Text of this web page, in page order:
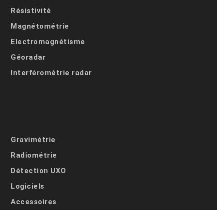
Résistivité
Magnétométrie
Electromagnétisme
Géoradar
Interférométrie radar
Gravimétrie
Radiométrie
Détection UXO
Logiciels
Accessoires